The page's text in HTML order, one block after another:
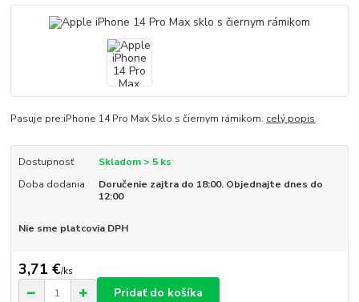
Pasuje pre:iPhone 14 Pro Max Sklo s čiernym rámikom. celý popis
Dostupnosť
Skladom > 5 ks
Doba dodania
Doručenie zajtra do 18:00. Objednajte dnes do
12:00
Nie sme platcovia DPH
3,71 €/ks
Pridať do košíka